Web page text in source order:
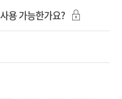
용 가능한가요?